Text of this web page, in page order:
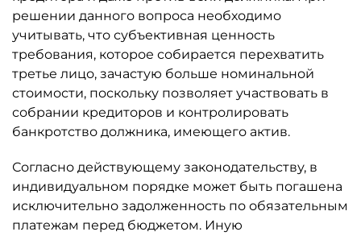
решении данного вопроса необходимо
учитывать, что субъективная ценность
требования, которое собирается перехватить
третье лицо, зачастую больше номинальной
стоимости, поскольку позволяет участвовать в
собрании кредиторов и контролировать
банкротство должника, имеющего актив.
Согласно действующему законодательству, в
индивидуальном порядке может быть погашена
исключительно задолженность по обязательным
платежам перед бюджетом. Иную